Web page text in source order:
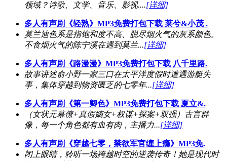
领域？诗歌、文学、音乐、影视....[详细]
多人有声剧《轻熟》MP3免费打包下载 莱兮&小茂 .
莫兰迪色系是指饱和度不高、脱尽烟火气的灰系颜色。
不食烟火气的陈宁溪在遇到莫兰...[详细]
多人有声剧《路漫漫》MP3免费打包下载 八千里路.
故事讲述俞小野一家三口在太平洋度假时遭遇游艇失
事，集体穿越到物资匮乏的七零年...[详细]
多人有声剧《第一卿色》MP3免费打包下载 夏立&.
（女状元幕僚+真假嫡女+权谋+探案+双强）古言群
像，每一个角色都有血有肉，主播力...[详细]
多人有声剧《穿越七零，禁欲军官缠上瘾》MP3免.
闭上眼睛，聆听一场跨越时空的逆袭传奇！她是现代时